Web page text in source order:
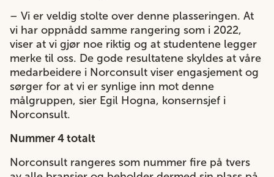
– Vi er veldig stolte over denne plasseringen. At
vi har oppnådd samme rangering som i 2022,
viser at vi gjør noe riktig og at studentene legger
merke til oss. De gode resultatene skyldes at våre
medarbeidere i Norconsult viser engasjement og
sørger for at vi er synlige inn mot denne
målgruppen, sier Egil Hogna, konsernsjef i
Norconsult.
Nummer 4 totalt
Norconsult rangeres som nummer fire på tvers